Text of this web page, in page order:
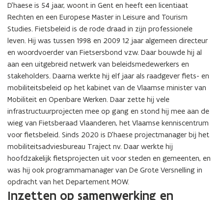
voor
een
vergrote
weergave)
D’haese is 54 jaar, woont in Gent en heeft een licentiaat
Rechten en een Europese Master in Leisure and Tourism
Studies. Fietsbeleid is de rode draad in zijn professionele
leven. Hij was tussen 1998 en 2009 12 jaar algemeen directeur
en woordvoerder van Fietsersbond vzw. Daar bouwde hij al
aan een uitgebreid netwerk van beleidsmedewerkers en
stakeholders. Daarna werkte hij elf jaar als raadgever fiets- en
mobiliteitsbeleid op het kabinet van de Vlaamse minister van
Mobiliteit en Openbare Werken. Daar zette hij vele
infrastructuurprojecten mee op gang en stond hij mee aan de
wieg van Fietsberaad Vlaanderen, het Vlaamse kenniscentrum
voor fietsbeleid. Sinds 2020 is D’haese projectmanager bij het
mobiliteitsadviesbureau Traject nv. Daar werkte hij
hoofdzakelijk fietsprojecten uit voor steden en gemeenten, en
was hij ook programmamanager van De Grote Versnelling in
opdracht van het Departement MOW.
Inzetten op samenwerking en